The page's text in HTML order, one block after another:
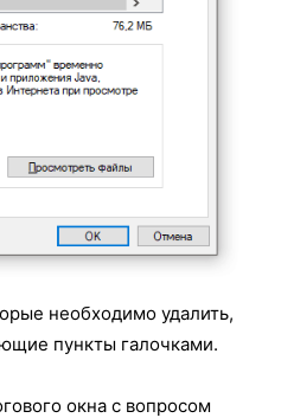
необходимо удалить,
пункты галочками.
окна с вопросом